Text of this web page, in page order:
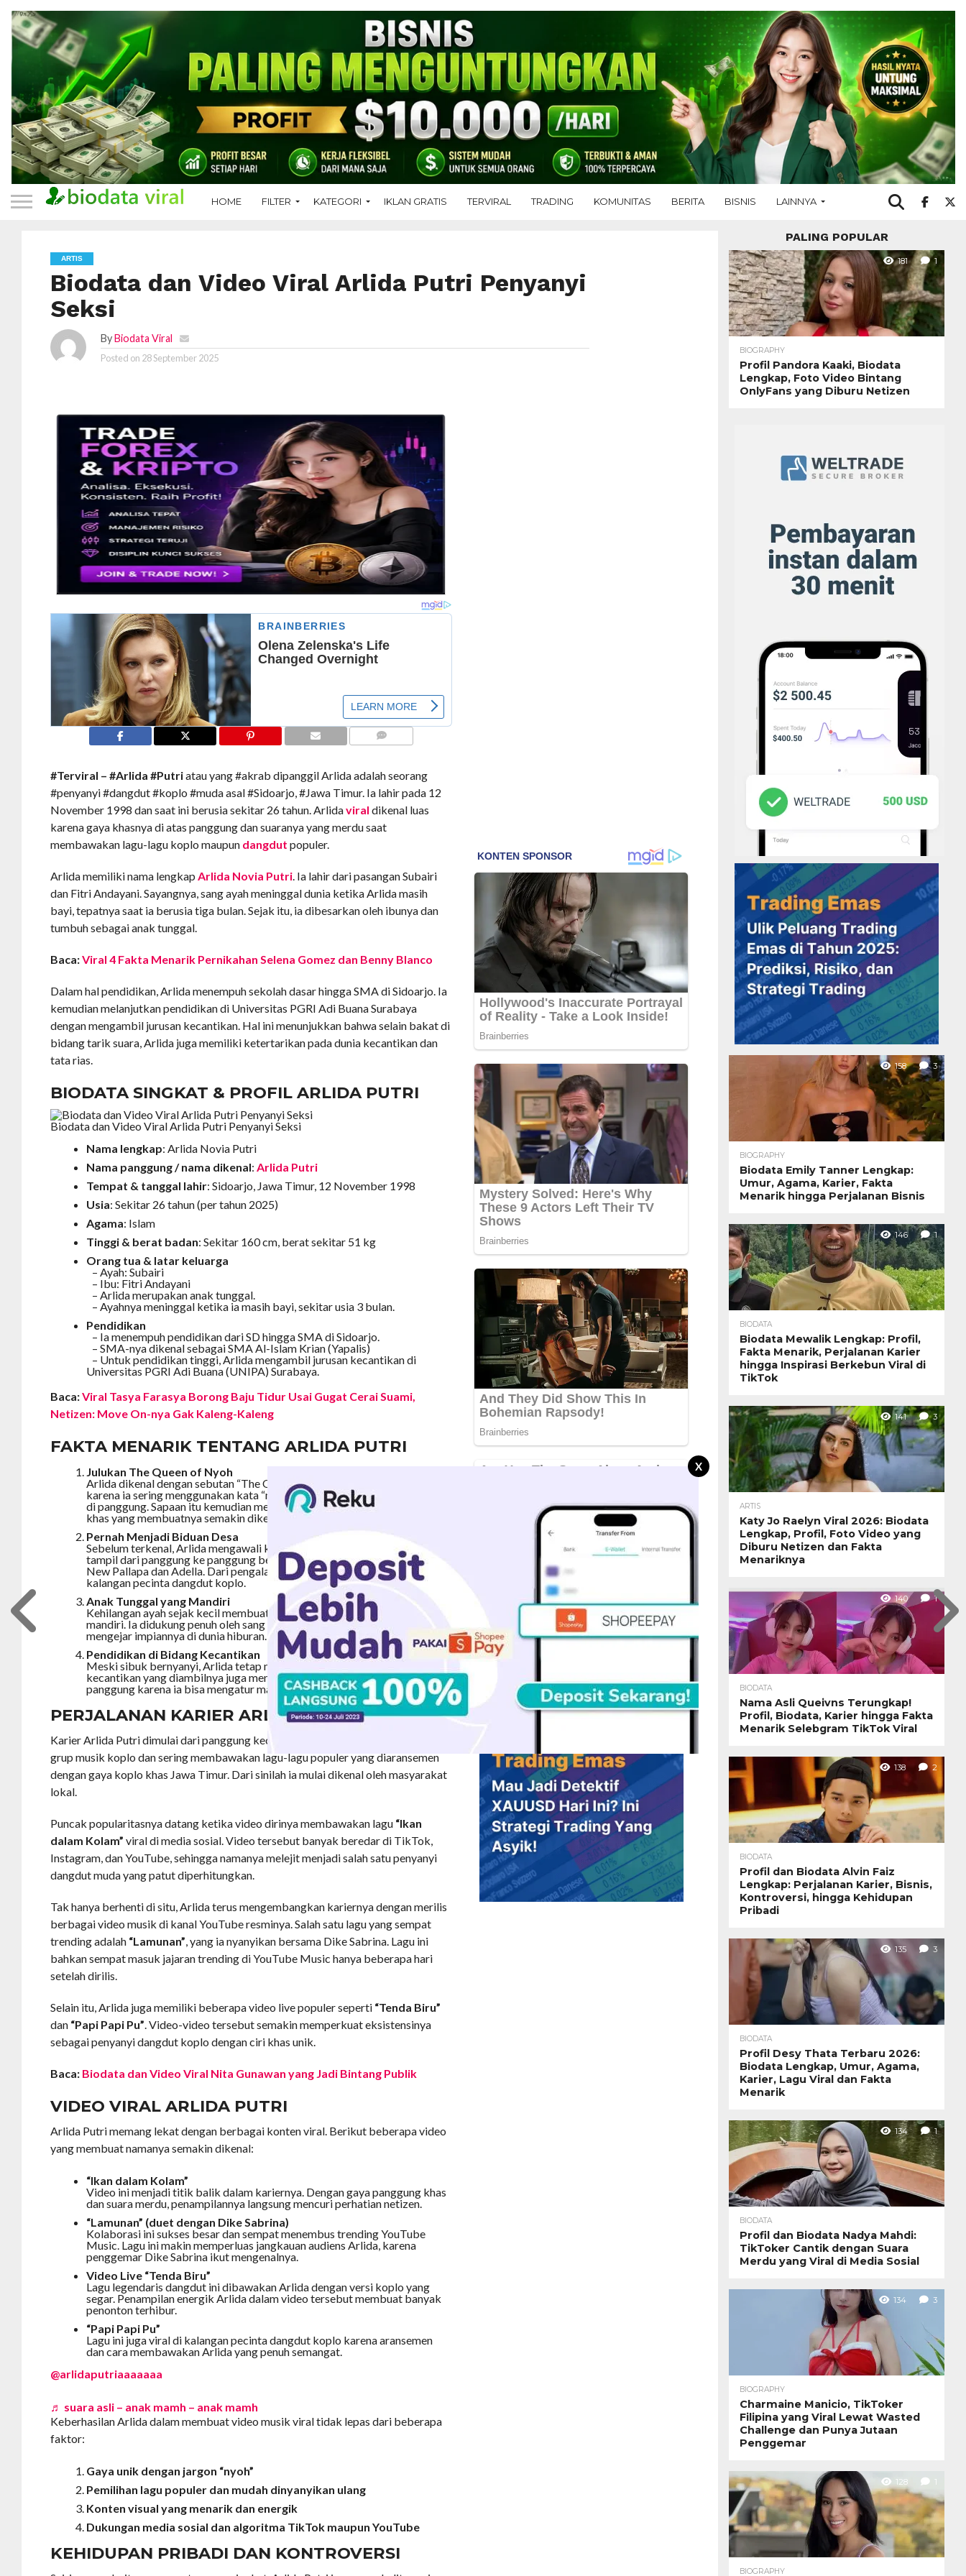
X
HOME FILTER KATEGORI IKLAN GRATIS TERVIRAL TRADING KOMUNITAS BERITA BISNIS LAINNYA
ARTIS
Biodata dan Video Viral Arlida Putri Penyanyi
Seksi
By Biodata Viral
Posted on 28 September 2025
#Terviral – #Arlida #Putriatau yang #akrab dipanggil Arlida adalah seorang
#penyanyi #dangdut #koplo #muda asal #Sidoarjo, #Jawa Timur. Ia lahir pada 12
November 1998 dan saat ini berusia sekitar 26 tahun. Arlidaviraldikenal luas
karena gaya khasnya di atas panggung dan suaranya yang merdu saat
membawakan lagu-lagu koplo maupun dangdut populer.
Arlida memiliki nama lengkapArlida Novia Putri. Ia lahir dari pasangan Subairi
dan Fitri Andayani. Sayangnya, sang ayah meninggal dunia ketika Arlida masih
bayi, tepatnya saat ia berusia tiga bulan. Sejak itu, ia dibesarkan oleh ibunya dan
tumbuh sebagai anak tunggal.
Baca:Viral 4 Fakta Menarik Pernikahan Selena Gomez dan Benny Blanco
Dalam hal pendidikan, Arlida menempuh sekolah dasar hingga SMA di Sidoarjo. Ia
kemudian melanjutkan pendidikan di Universitas PGRI Adi Buana Surabaya
dengan mengambil jurusan kecantikan. Hal ini menunjukkan bahwa selain bakat di
bidang tarik suara, Arlida juga memiliki ketertarikan pada dunia kecantikan dan
tata rias.
BIODATA SINGKAT & PROFIL ARLIDA PUTRI
Biodata dan Video Viral Arlida Putri Penyanyi Seksi
Nama lengkap: Arlida Novia Putri
Nama panggung / nama dikenal:Arlida Putri
Tempat & tanggal lahir: Sidoarjo, Jawa Timur, 12 November 1998
Usia: Sekitar 26 tahun (per tahun 2025)
Agama: Islam
Tinggi & berat badan: Sekitar 160 cm, berat sekitar 51 kg
Orang tua & latar keluarga
– Ayah: Subairi
– Ibu: Fitri Andayani
– Arlida merupakan anak tunggal.
– Ayahnya meninggal ketika ia masih bayi, sekitar usia 3 bulan.
Pendidikan
– Ia menempuh pendidikan dari SD hingga SMA di Sidoarjo.
– SMA-nya dikenal sebagai SMA Al-Islam Krian (Yapalis)
– Untuk pendidikan tinggi, Arlida mengambil jurusan kecantikan di
Universitas PGRI Adi Buana (UNIPA) Surabaya.
Baca:Viral Tasya Farasya Borong Baju Tidur Usai Gugat Cerai Suami,
Netizen: Move On-nya Gak Kaleng-Kaleng
FAKTA MENARIK TENTANG ARLIDA PUTRI
Julukan The Queen of Nyoh
Arlida dikenal dengan sebutan “The Queen of Nyoh”. Julukan ini muncul
karena ia sering menggunakan kata “nyoh” sebagai jargon khas saat tampil
di panggung. Sapaan itu kemudian melekat pada dirinya dan menjadi ciri
khas yang membuatnya semakin dikenal publik.
Pernah Menjadi Biduan Desa
Sebelum terkenal, Arlida mengawali kariernya sebagai biduan desa. Ia
tampil dari panggung ke panggung bersama orkes koplo populer seperti
New Pallapa dan Adella. Dari pengalaman inilah namanya mulai dikenal di
kalangan pecinta dangdut koplo.
Anak Tunggal yang Mandiri
Kehilangan ayah sejak kecil membuat Arlida tumbuh menjadi pribadi
mandiri. Ia didukung penuh oleh sang ibu, sehingga terus berjuang
mengejar impiannya di dunia hiburan.
Pendidikan di Bidang Kecantikan
Meski sibuk bernyanyi, Arlida tetap menempuh pendidikan formal. Jurusan
kecantikan yang diambilnya juga mendukung penampilannya di atas
panggung karena ia bisa mengatur make-up dan gaya sesuai kebutuhan.
PERJALANAN KARIER ARLIDA PUTRI
Karier Arlida Putri dimulai dari panggung kecil di acara desa. Ia tergabung dalam
grup musik koplo dan sering membawakan lagu-lagu populer yang diaransemen
dengan gaya koplo khas Jawa Timur. Dari sinilah ia mulai dikenal oleh masyarakat
lokal.
Puncak popularitasnya datang ketika video dirinya membawakan lagu “Ikan
dalam Kolam” viral di media sosial. Video tersebut banyak beredar di TikTok,
Instagram, dan YouTube, sehingga namanya melejit menjadi salah satu penyanyi
dangdut muda yang patut diperhitungkan.
Tak hanya berhenti di situ, Arlida terus mengembangkan kariernya dengan merilis
berbagai video musik di kanal YouTube resminya. Salah satu lagu yang sempat
trending adalah “Lamunan”, yang ia nyanyikan bersama Dike Sabrina. Lagu ini
bahkan sempat masuk jajaran trending di YouTube Music hanya beberapa hari
setelah dirilis.
Selain itu, Arlida juga memiliki beberapa video live populer seperti “Tenda Biru”
dan “Papi Papi Pu”. Video-video tersebut semakin memperkuat eksistensinya
sebagai penyanyi dangdut koplo dengan ciri khas unik.
Baca: Biodata dan Video Viral Nita Gunawan yang Jadi Bintang Publik
VIDEO VIRAL ARLIDA PUTRI
Arlida Putri memang lekat dengan berbagai konten viral. Berikut beberapa video
yang membuat namanya semakin dikenal:
“Ikan dalam Kolam”
Video ini menjadi titik balik dalam kariernya. Dengan gaya panggung khas
dan suara merdu, penampilannya langsung mencuri perhatian netizen.
“Lamunan” (duet dengan Dike Sabrina)
Kolaborasi ini sukses besar dan sempat menembus trending YouTube
Music. Lagu ini makin memperluas jangkauan audiens Arlida, karena
penggemar Dike Sabrina ikut mengenalnya.
Video Live “Tenda Biru”
Lagu legendaris dangdut ini dibawakan Arlida dengan versi koplo yang
segar. Penampilan energik Arlida dalam video tersebut membuat banyak
penonton terhibur.
“Papi Papi Pu”
Lagu ini juga viral di kalangan pecinta dangdut koplo karena aransemen
dan cara membawakan Arlida yang penuh semangat.
@arlidaputriaaaaaaa
♬ suara asli – anak mamh – anak mamh
Keberhasilan Arlida dalam membuat video musik viral tidak lepas dari beberapa
faktor:
Gaya unik dengan jargon “nyoh”
Pemilihan lagu populer dan mudah dinyanyikan ulang
Konten visual yang menarik dan energik
Dukungan media sosial dan algoritma TikTok maupun YouTube
KEHIDUPAN PRIBADI DAN KONTROVERSI
PALING POPULAR
181 1
BIOGRAPHY
Profil Pandora Kaaki, Biodata
Lengkap, Foto Video Bintang
OnlyFans yang Diburu Netizen
158 3
BIOGRAPHY
Biodata Emily Tanner Lengkap:
Umur, Agama, Karier, Fakta
Menarik hingga Perjalanan Bisnis
146 1
BIODATA
Biodata Mewalik Lengkap: Profil,
Fakta Menarik, Perjalanan Karier
hingga Inspirasi Berkebun Viral di
TikTok
141 3
ARTIS
Katy Jo Raelyn Viral 2026: Biodata
Lengkap, Profil, Foto Video yang
Diburu Netizen dan Fakta
Menariknya
140 1
BIODATA
Nama Asli Queivns Terungkap!
Profil, Biodata, Karier hingga Fakta
Menarik Selebgram TikTok Viral
138 2
BIODATA
Profil dan Biodata Alvin Faiz
Lengkap: Perjalanan Karier, Bisnis,
Kontroversi, hingga Kehidupan
Pribadi
135 3
BIODATA
Profil Desy Thata Terbaru 2026:
Biodata Lengkap, Umur, Agama,
Karier, Lagu Viral dan Fakta
Menarik
134 1
BIODATA
Profil dan Biodata Nadya Mahdi:
TikToker Cantik dengan Suara
Merdu yang Viral di Media Sosial
134 3
BIOGRAPHY
Charmaine Manicio, TikToker
Filipina yang Viral Lewat Wasted
Challenge dan Punya Jutaan
Penggemar
128 1
BIOGRAPHY